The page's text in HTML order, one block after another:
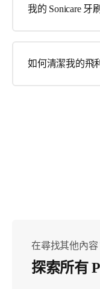
我的 Sonicare 牙
如何清潔我的飛
在尋找其他內容
探索所有